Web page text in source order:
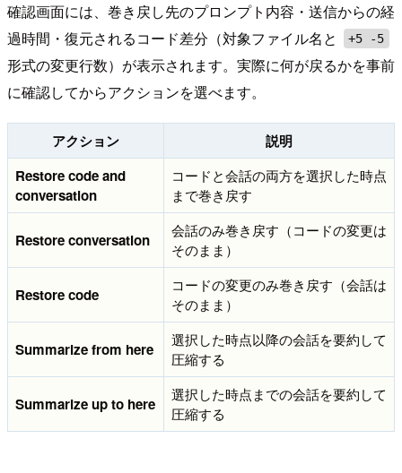
確認画面には、巻き戻し先のプロンプト内容・送信からの経
過時間・復元されるコード差分（対象ファイル名と
+5 -5
形式の変更行数）が表示されます。実際に何が戻るかを事前
に確認してからアクションを選べます。
アクション
説明
Restore code and
conversation
コードと会話の両方を選択した時点
まで巻き戻す
Restore conversation
会話のみ巻き戻す（コードの変更は
そのまま）
Restore code
コードの変更のみ巻き戻す（会話は
そのまま）
Summarize from here
選択した時点以降の会話を要約して
圧縮する
Summarize up to here
選択した時点までの会話を要約して
圧縮する